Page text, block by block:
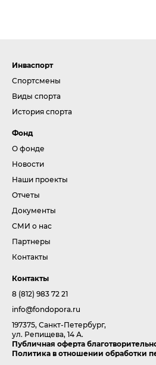
Инваспорт
Спортсмены
Виды спорта
История спорта
Фонд
О фонде
Новости
Наши проекты
Отчеты
Документы
СМИ о нас
Партнеры
Контакты
Контакты
8 (812) 983 72 21
info@fondopora.ru
197375, Санкт-Петербург,
ул. Репищева, 14 А.
Публичная оферта
Политика в отношении обработки